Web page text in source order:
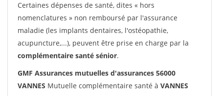
Certaines dépenses de santé, dites « hors
nomenclatures » non remboursé par l'assurance
maladie (les implants dentaires, l'ostéopathie,
acupuncture,...), peuvent être prise en charge par la
complémentaire santé sénior.
GMF Assurances mutuelles d'assurances 56000
VANNES Mutuelle complémentaire santé à VANNES